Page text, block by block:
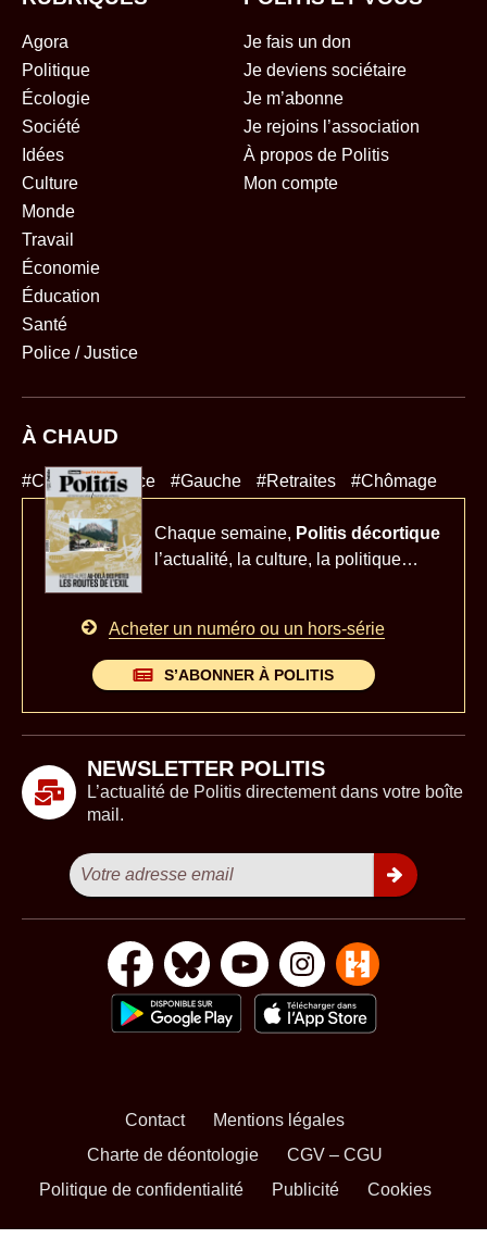
Agora
Politique
Écologie
Société
Idées
Culture
Monde
Travail
Économie
Éducation
Santé
Police / Justice
Je fais un don
Je deviens sociétaire
Je m’abonne
Je rejoins l’association
À propos de Politis
Mon compte
À CHAUD
#Climat #Police #Gauche #Retraites #Chômage
Chaque semaine, Politis décortique
l’actualité, la culture, la politique…
Acheter un numéro ou un hors-série
S’ABONNER À POLITIS
NEWSLETTER POLITIS
L’actualité de Politis directement dans votre boîte
mail.
Contact
Mentions légales
Charte de déontologie
CGV – CGU
Politique de confidentialité
Publicité Cookies